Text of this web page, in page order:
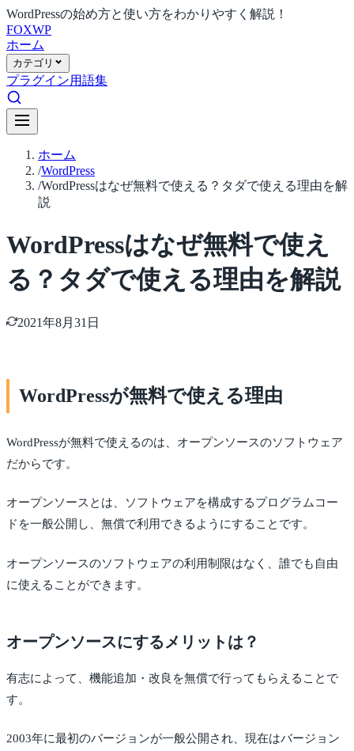
WordPressの始め方と使い方をわかりやすく解説！
FOXWP
ホーム
カテゴリ
プラグイン用語集
ホーム
/WordPress
/WordPressはなぜ無料で使える？タダで使える理由を解
説
WordPressはなぜ無料で使え
る？タダで使える理由を解説
2021年8月31日
WordPressが無料で使える理由
WordPressが無料で使えるのは、オープンソースのソフトウェア
だからです。
オープンソースとは、ソフトウェアを構成するプログラムコー
ドを一般公開し、無償で利用できるようにすることです。
オープンソースのソフトウェアの利用制限はなく、誰でも自由
に使えることができます。
オープンソースにするメリットは？
有志によって、機能追加・改良を無償で行ってもらえることで
す。
2003年に最初のバージョンが一般公開され、現在はバージョン